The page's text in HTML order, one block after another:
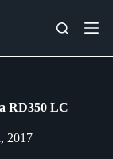
RD350 LC
2017